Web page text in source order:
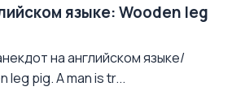
языке: Wooden leg
на английском языке/
leg pig. A man is tr...